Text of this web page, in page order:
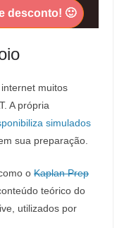
desconto! 🙂
muitos
A própria
simulados
sua preparação.
o Kaplan Prep
teórico do
utilizados por